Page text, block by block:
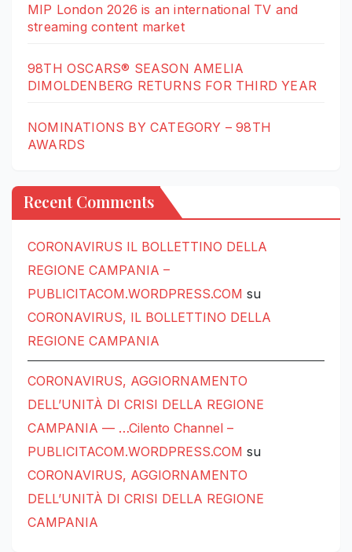
MIP London 2026 is an international TV and
streaming content market
98TH OSCARS® SEASON AMELIA
DIMOLDENBERG RETURNS FOR THIRD YEAR
NOMINATIONS BY CATEGORY – 98TH
AWARDS
Recent Comments
CORONAVIRUS IL BOLLETTINO DELLA
REGIONE CAMPANIA –
PUBLICITACOM.WORDPRESS.COM su
CORONAVIRUS, IL BOLLETTINO DELLA
REGIONE CAMPANIA
CORONAVIRUS, AGGIORNAMENTO
DELL’UNITÀ DI CRISI DELLA REGIONE
CAMPANIA — …Cilento Channel –
PUBLICITACOM.WORDPRESS.COM su
CORONAVIRUS, AGGIORNAMENTO
DELL’UNITÀ DI CRISI DELLA REGIONE
CAMPANIA